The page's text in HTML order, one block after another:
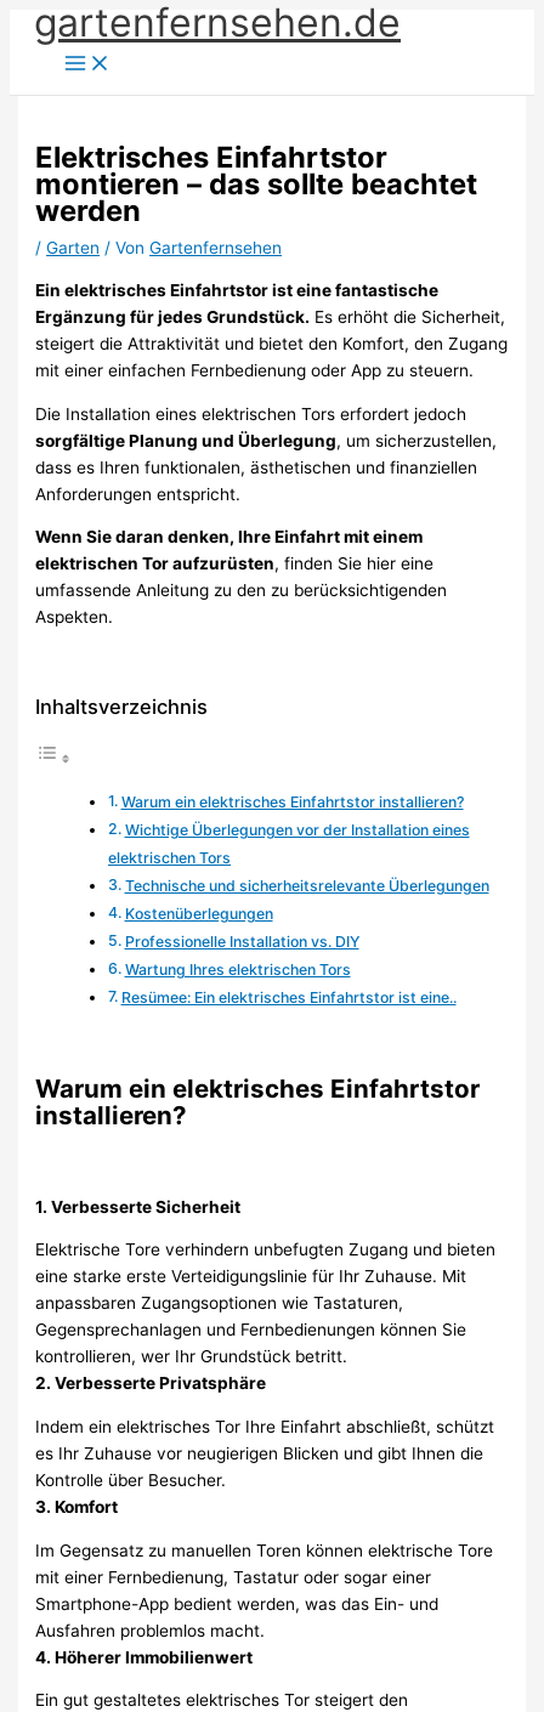
Zum
Inhalt
springen
gartenfernsehen.de
Elektrisches Einfahrtstor
montieren – das sollte beachtet
werden
/Garten / VonGartenfernsehen
Ein elektrisches Einfahrtstor ist eine fantastische
Ergänzung für jedes Grundstück. Es erhöht die Sicherheit,
steigert die Attraktivität und bietet den Komfort, den Zugang
mit einer einfachen Fernbedienung oder App zu steuern.
Die Installation eines elektrischen Tors erfordert jedoch
sorgfältige Planung und Überlegung, um sicherzustellen,
dass es Ihren funktionalen, ästhetischen und finanziellen
Anforderungen entspricht.
Wenn Sie daran denken, Ihre Einfahrt mit einem
elektrischen Tor aufzurüsten, finden Sie hier eine
umfassende Anleitung zu den zu berücksichtigenden
Aspekten.
Inhaltsverzeichnis
Warum ein elektrisches Einfahrtstor installieren?
Wichtige Überlegungen vor der Installation eines
elektrischen Tors
Technische und sicherheitsrelevante Überlegungen
Kostenüberlegungen
Professionelle Installation vs. DIY
Wartung Ihres elektrischen Tors
Resümee: Ein elektrisches Einfahrtstor ist eine..
Warum ein elektrisches Einfahrtstor
installieren?
1. Verbesserte Sicherheit
Elektrische Tore verhindern unbefugten Zugang und bieten
eine starke erste Verteidigungslinie für Ihr Zuhause. Mit
anpassbaren Zugangsoptionen wie Tastaturen,
Gegensprechanlagen und Fernbedienungen können Sie
kontrollieren, wer Ihr Grundstück betritt.
2. Verbesserte Privatsphäre
Indem ein elektrisches Tor Ihre Einfahrt abschließt, schützt
es Ihr Zuhause vor neugierigen Blicken und gibt Ihnen die
Kontrolle über Besucher.
3. Komfort
Im Gegensatz zu manuellen Toren können elektrische Tore
mit einer Fernbedienung, Tastatur oder sogar einer
Smartphone-App bedient werden, was das Ein- und
Ausfahren problemlos macht.
4. Höherer Immobilienwert
Ein gut gestaltetes elektrisches Tor steigert den